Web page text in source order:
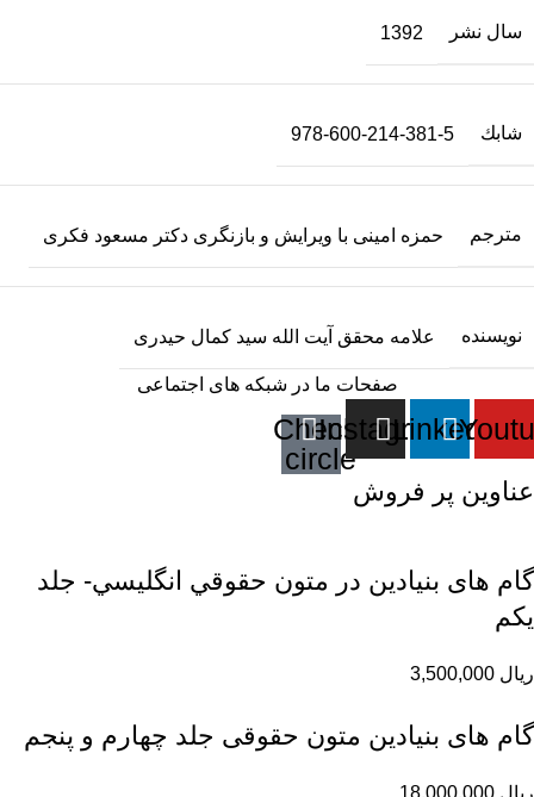
سال نشر 1392
شابك 978-600-214-381-5
مترجم حمزه امینی با ویرايش و بازنگری دکتر مسعود فکری
نویسنده علامه محقق آیت الله سید کمال حیدری
صفحات ما در شبکه های اجتماعی
Linkedin
Instagram
Check-
circle
عناوین پر فروش
گام های بنیادین در متون حقوقي انگليسي- جلد
يكم
ریال
گام های بنیادین متون حقوقی جلد چهارم و پنجم
ریال